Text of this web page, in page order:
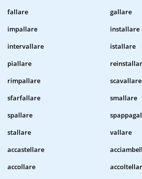
fallare
gallare
impallare
installare
intervallare
istallare
piallare
rimpallare
scavallare
sfarfallare
smallare
spallare
stallare
vallare
accastellare
accollare